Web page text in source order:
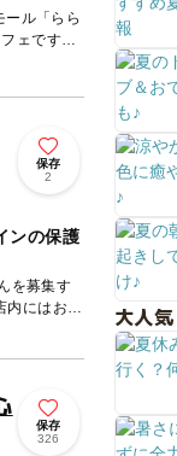
ール「らら
ェです。
保存
2
ンの保護
を募集す
内にはおも
おもちゃ
保存
326
大人